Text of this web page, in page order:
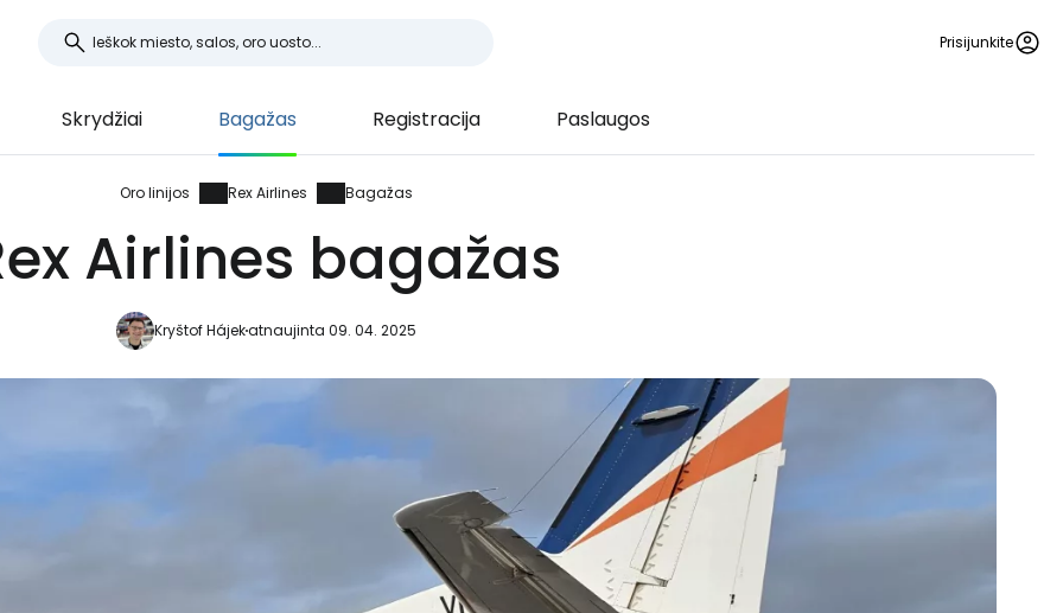
Prisijunkite
Skrydžiai Bagažas Registracija Paslaugos
Oro linijos Rex Airlines Bagažas
Airlines bagažas
Kryštof Hájekatnaujinta 09. 04. 2025